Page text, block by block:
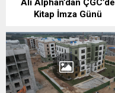
Ali Alphan’dan ÇGC’de
Kitap İmza Günü